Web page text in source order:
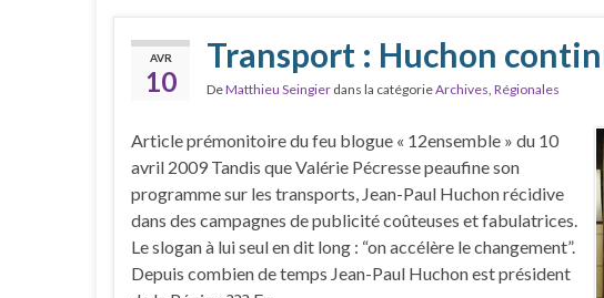
AVR
10
Transport : Huchon
DeMatthieu Seingier dans la catégorieArchives, Régionales
Article prémonitoire du feu blogue « 12ensemble » du 10
avril 2009 Tandis que Valérie Pécresse peaufine son
programme sur les transports, Jean-Paul Huchon récidive
dans des campagnes de publicité coûteuses et fabulatrices.
Le slogan à lui seul en dit long : “on accélère le changement”.
Depuis combien de temps Jean-Paul Huchon est président